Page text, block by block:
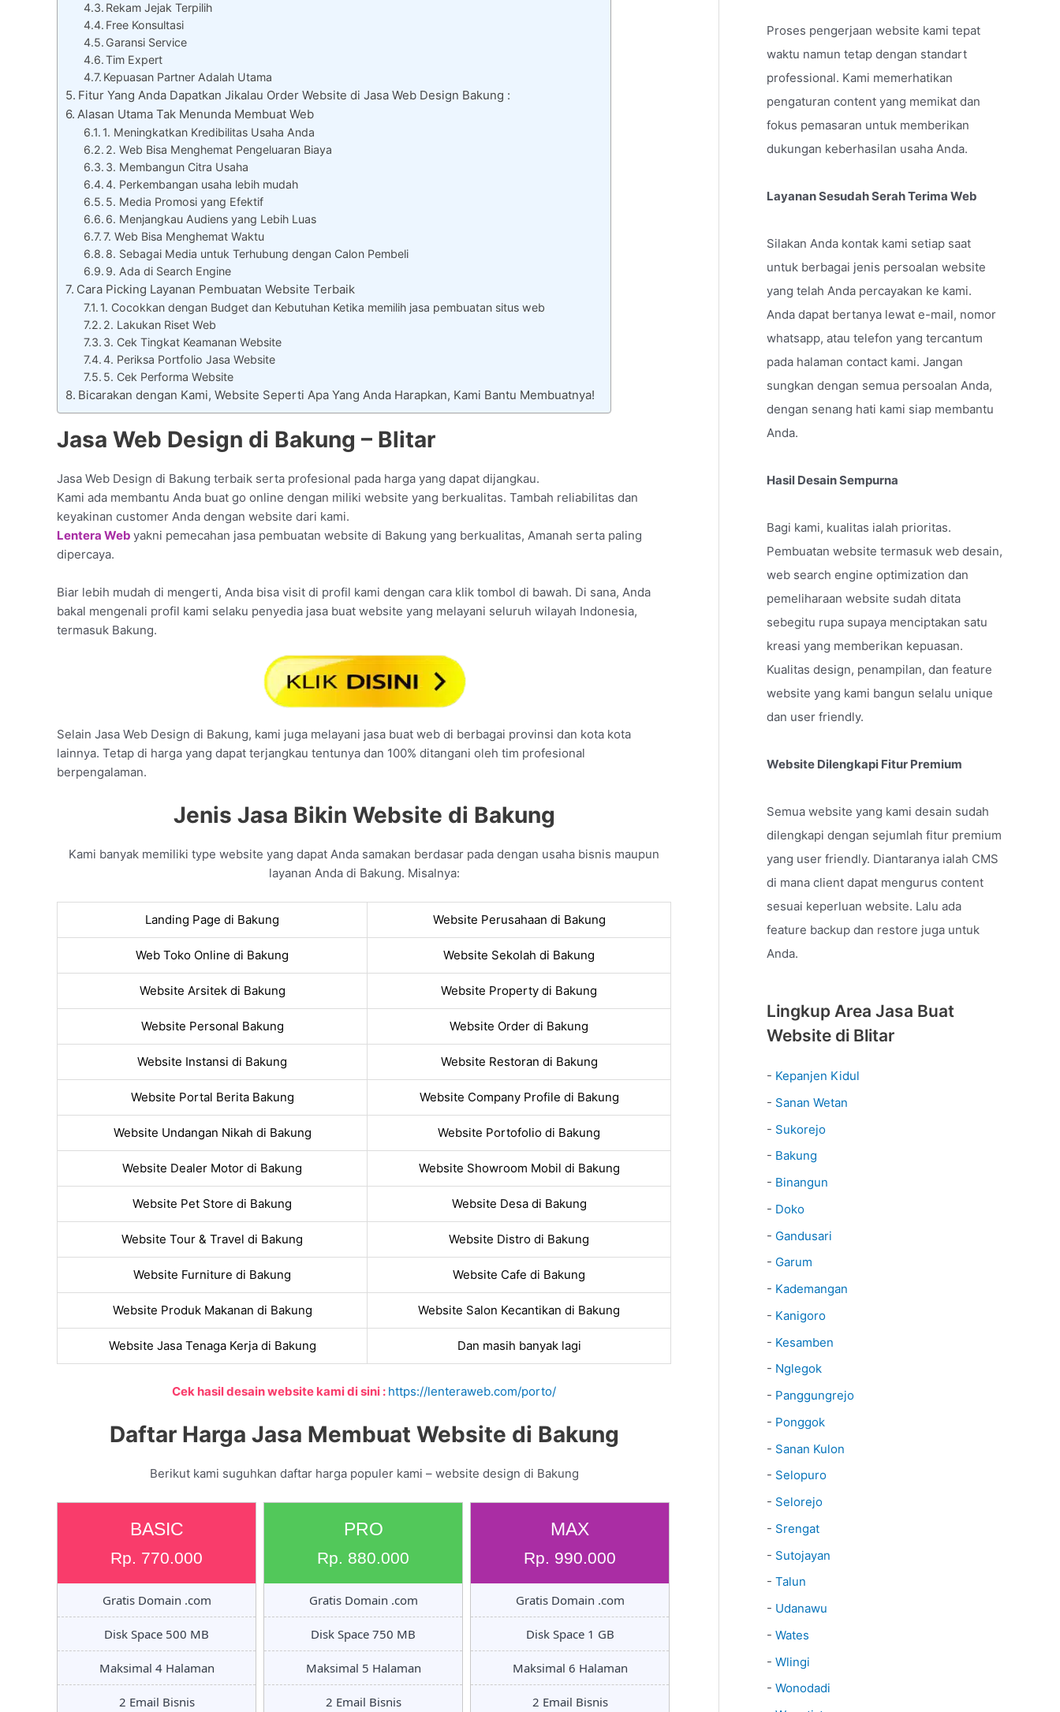
Rekam Jejak Terpilih
Free Konsultasi
Garansi Service
Tim Expert
Kepuasan Partner Adalah Utama
Fitur Yang Anda Dapatkan Jikalau Order Website di Jasa Web Design Bakung :
Alasan Utama Tak Menunda Membuat Web
1. Meningkatkan Kredibilitas Usaha Anda
2. Web Bisa Menghemat Pengeluaran Biaya
3. Membangun Citra Usaha
4. Perkembangan usaha lebih mudah
5. Media Promosi yang Efektif
6. Menjangkau Audiens yang Lebih Luas
7. Web Bisa Menghemat Waktu
8. Sebagai Media untuk Terhubung dengan Calon Pembeli
9. Ada di Search Engine
Cara Picking Layanan Pembuatan Website Terbaik
1. Cocokkan dengan Budget dan Kebutuhan Ketika memilih jasa pembuatan situs web
2. Lakukan Riset Web
3. Cek Tingkat Keamanan Website
4. Periksa Portfolio Jasa Website
5. Cek Performa Website
Bicarakan dengan Kami, Website Seperti Apa Yang Anda Harapkan, Kami Bantu Membuatnya!
Jasa Web Design di Bakung – Blitar
Jasa Web Design di Bakung terbaik serta profesional pada harga yang dapat dijangkau.
Kami ada membantu Anda buat go online dengan miliki website yang berkualitas. Tambah reliabilitas dan
keyakinan customer Anda dengan website dari kami.
Lentera Web yakni pemecahan jasa pembuatan website di Bakung yang berkualitas, Amanah serta paling
dipercaya.
Biar lebih mudah di mengerti, Anda bisa visit di profil kami dengan cara klik tombol di bawah. Di sana, Anda
bakal mengenali profil kami selaku penyedia jasa buat website yang melayani seluruh wilayah Indonesia,
termasuk Bakung.
Selain Jasa Web Design di Bakung, kami juga melayani jasa buat web di berbagai provinsi dan kota kota
lainnya. Tetap di harga yang dapat terjangkau tentunya dan 100% ditangani oleh tim profesional
berpengalaman.
Jenis Jasa Bikin Website di Bakung
Kami banyak memiliki type website yang dapat Anda samakan berdasar pada dengan usaha bisnis maupun
layanan Anda di Bakung. Misalnya:
Landing Page di Bakung Website Perusahaan di Bakung
Web Toko Online di Bakung Website Sekolah di Bakung
Website Arsitek di Bakung Website Property di Bakung
Website Personal Bakung Website Order di Bakung
Website Instansi di Bakung Website Restoran di Bakung
Website Portal Berita Bakung Website Company Profile di Bakung
Website Undangan Nikah di Bakung Website Portofolio di Bakung
Website Dealer Motor di Bakung Website Showroom Mobil di Bakung
Website Pet Store di Bakung Website Desa di Bakung
Website Tour & Travel di Bakung Website Distro di Bakung
Website Furniture di Bakung Website Cafe di Bakung
Website Produk Makanan di Bakung Website Salon Kecantikan di Bakung
Website Jasa Tenaga Kerja di Bakung Dan masih banyak lagi
Cek hasil desain website kami di sini : https://lenteraweb.com/porto/
Daftar Harga Jasa Membuat Website di Bakung
Berikut kami suguhkan daftar harga populer kami – website design di Bakung
BASIC
Rp. 770.000
Gratis Domain .com
Disk Space 500 MB
Maksimal 4 Halaman
2 Email Bisnis
PRO
Rp. 880.000
Gratis Domain .com
Disk Space 750 MB
Maksimal 5 Halaman
2 Email Bisnis
MAX
Rp. 990.000
Gratis Domain .com
Disk Space 1 GB
Maksimal 6 Halaman
2 Email Bisnis
Proses pengerjaan website kami tepat
waktu namun tetap dengan standart
professional. Kami memerhatikan
pengaturan content yang memikat dan
fokus pemasaran untuk memberikan
dukungan keberhasilan usaha Anda.
Layanan Sesudah Serah Terima Web
Silakan Anda kontak kami setiap saat
untuk berbagai jenis persoalan website
yang telah Anda percayakan ke kami.
Anda dapat bertanya lewat e-mail, nomor
whatsapp, atau telefon yang tercantum
pada halaman contact kami. Jangan
sungkan dengan semua persoalan Anda,
dengan senang hati kami siap membantu
Anda.
Hasil Desain Sempurna
Bagi kami, kualitas ialah prioritas.
Pembuatan website termasuk web desain,
web search engine optimization dan
pemeliharaan website sudah ditata
sebegitu rupa supaya menciptakan satu
kreasi yang memberikan kepuasan.
Kualitas design, penampilan, dan feature
website yang kami bangun selalu unique
dan user friendly.
Website Dilengkapi Fitur Premium
Semua website yang kami desain sudah
dilengkapi dengan sejumlah fitur premium
yang user friendly. Diantaranya ialah CMS
di mana client dapat mengurus content
sesuai keperluan website. Lalu ada
feature backup dan restore juga untuk
Anda.
Lingkup Area Jasa Buat
Website di Blitar
- Kepanjen Kidul
- Sanan Wetan
- Sukorejo
- Bakung
- Binangun
- Doko
- Gandusari
- Garum
- Kademangan
- Kanigoro
- Kesamben
- Nglegok
- Panggungrejo
- Ponggok
- Sanan Kulon
- Selopuro
- Selorejo
- Srengat
- Sutojayan
- Talun
- Udanawu
- Wates
- Wlingi
- Wonodadi